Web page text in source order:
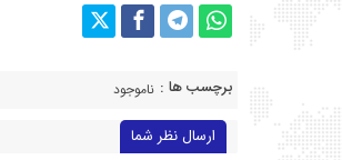
برچسب ها : ناموجود
ارسال نظر شما